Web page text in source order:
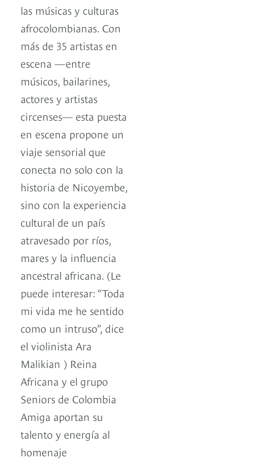
las músicas y culturas
afrocolombianas. Con
más de 35 artistas en
escena —entre
músicos, bailarines,
actores y artistas
circenses— esta puesta
en escena propone un
viaje sensorial que
conecta no solo con la
historia de Nicoyembe,
sino con la experiencia
cultural de un país
atravesado por ríos,
mares y la influencia
ancestral africana. (Le
puede interesar: “Toda
mi vida me he sentido
como un intruso”, dice
el violinista Ara
Malikian ) Reina
Africana y el grupo
Seniors de Colombia
Amiga aportan su
talento y energía al
homenaje